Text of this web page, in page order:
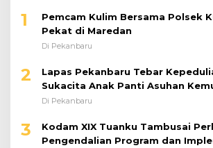
1
Pemcam Kulim Bersama Polsek
Pekat di Maredan
Di Pekanbaru
2
Lapas Pekanbaru Tebar
Sukacita Anak Panti Asuhan
Bantuan Sosial
Di Pekanbaru
3
Kodam XIX Tuanku Tambusai
Pengendalian Program dan